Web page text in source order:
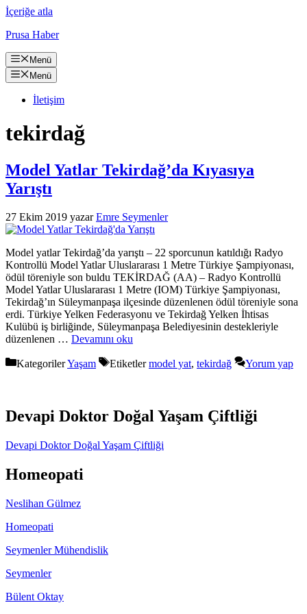
İçeriğe atla
Prusa Haber
Menü
Menü
İletişim
tekirdağ
Model Yatlar Tekirdağ’da Kıyasıya
Yarıştı
27 Ekim 2019 yazarEmre Seymenler
Model yatlar Tekirdağ’da yarıştı – 22 sporcunun katıldığı Radyo
Kontrollü Model Yatlar Uluslararası 1 Metre Türkiye Şampiyonası,
ödül töreniyle son buldu TEKİRDAĞ (AA) – Radyo Kontrollü
Model Yatlar Uluslararası 1 Metre (IOM) Türkiye Şampiyonası,
Tekirdağ’ın Süleymanpaşa ilçesinde düzenlenen ödül töreniyle sona
erdi. Türkiye Yelken Federasyonu ve Tekirdağ Yelken İhtisas
Kulübü iş birliğinde, Süleymanpaşa Belediyesinin destekleriyle
düzenlenen … Devamını oku
KategorilerYaşam Etiketlermodel yat, tekirdağ Yorum yap
Devapi Doktor Doğal Yaşam Çiftliği
Devapi Doktor Doğal Yaşam Çiftliği
Homeopati
Neslihan Gülmez
Homeopati
Seymenler Mühendislik
Seymenler
Bülent Oktay